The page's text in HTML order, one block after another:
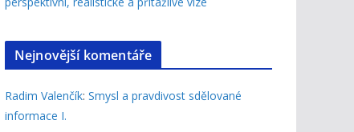
Nejnovější komentáře
Radim Valenčík: Smysl a pravdivost sdělované
informace I.